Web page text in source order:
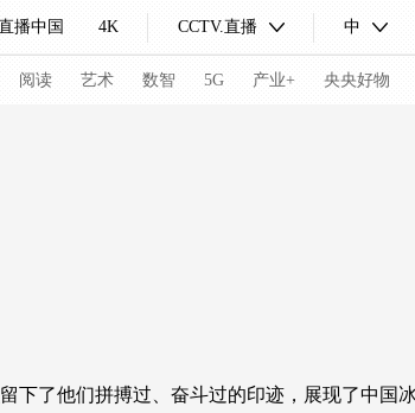
播中国 4K CCTV.直播 中
阅读 艺术 数智 5G 产业+ 央央好物
了他们拼搏过、奋斗过的印迹，展现了中国